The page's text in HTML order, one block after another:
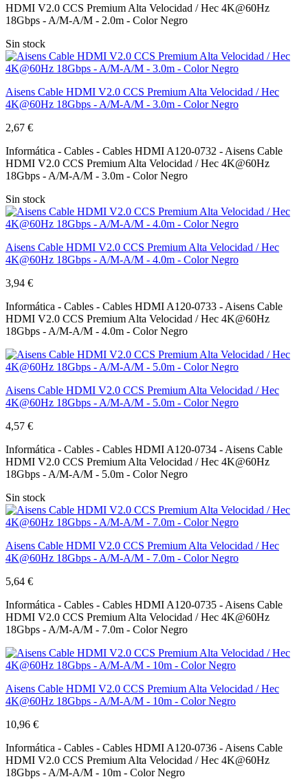
HDMI V2.0 CCS Premium Alta Velocidad / Hec 4K@60Hz
18Gbps - A/M-A/M - 2.0m - Color Negro
Sin stock
Aisens Cable HDMI V2.0 CCS Premium Alta Velocidad / Hec
4K@60Hz 18Gbps - A/M-A/M - 3.0m - Color Negro
2,67 €
Informática - Cables - Cables HDMI A120-0732 - Aisens Cable
HDMI V2.0 CCS Premium Alta Velocidad / Hec 4K@60Hz
18Gbps - A/M-A/M - 3.0m - Color Negro
Sin stock
Aisens Cable HDMI V2.0 CCS Premium Alta Velocidad / Hec
4K@60Hz 18Gbps - A/M-A/M - 4.0m - Color Negro
3,94 €
Informática - Cables - Cables HDMI A120-0733 - Aisens Cable
HDMI V2.0 CCS Premium Alta Velocidad / Hec 4K@60Hz
18Gbps - A/M-A/M - 4.0m - Color Negro
Aisens Cable HDMI V2.0 CCS Premium Alta Velocidad / Hec
4K@60Hz 18Gbps - A/M-A/M - 5.0m - Color Negro
4,57 €
Informática - Cables - Cables HDMI A120-0734 - Aisens Cable
HDMI V2.0 CCS Premium Alta Velocidad / Hec 4K@60Hz
18Gbps - A/M-A/M - 5.0m - Color Negro
Sin stock
Aisens Cable HDMI V2.0 CCS Premium Alta Velocidad / Hec
4K@60Hz 18Gbps - A/M-A/M - 7.0m - Color Negro
5,64 €
Informática - Cables - Cables HDMI A120-0735 - Aisens Cable
HDMI V2.0 CCS Premium Alta Velocidad / Hec 4K@60Hz
18Gbps - A/M-A/M - 7.0m - Color Negro
Aisens Cable HDMI V2.0 CCS Premium Alta Velocidad / Hec
4K@60Hz 18Gbps - A/M-A/M - 10m - Color Negro
10,96 €
Informática - Cables - Cables HDMI A120-0736 - Aisens Cable
HDMI V2.0 CCS Premium Alta Velocidad / Hec 4K@60Hz
18Gbps - A/M-A/M - 10m - Color Negro